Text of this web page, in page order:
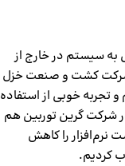
سیستم در خارج از
کشت و صنعت خزل
تجربه خوبی از استفاده
در شرکت گرین توربین هم
نرم‌افزار را کاهش
کردیم.